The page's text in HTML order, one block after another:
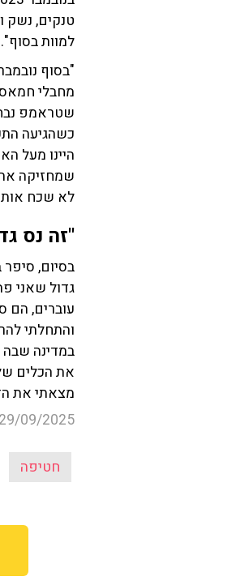
טנקים, נשק
למוות בסוף".
מחבלי
שטראמפ
היינו מעל
שמחזיקה את
לא שכח
"זה נס
בסיום,
גדול שאני
עוברים, הם
והתחלתי
במדינה שבה
את הכלים
מצאתי את
29/09/2025
חטיפה